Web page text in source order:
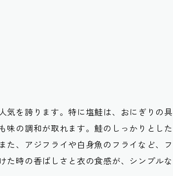
気を誇ります。特に塩鮭は、おにぎりの具
味の調和が取れます。鮭のしっかりとした
た、アジフライや白身魚のフライなど、フ
た時の香ばしさと衣の食感が、シンプルな